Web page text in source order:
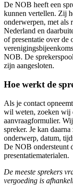
De NOB heeft een
kunnen vertellen. Zij
onderwerpen, met als
Nederland en
of presentatie over de
NOB. De
zijn aangesloten.
Hoe werkt de
Als je contact
wil weten, zoeken wij
aanvraagformulier.
spreker. Je kan
onderwerp, datum,
De NOB ondersteunt
presentatiematerialen.
De meeste sprekers
vergoeding is